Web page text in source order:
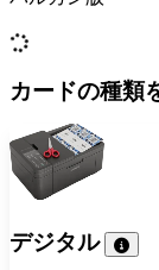
カードの種類
デジタル